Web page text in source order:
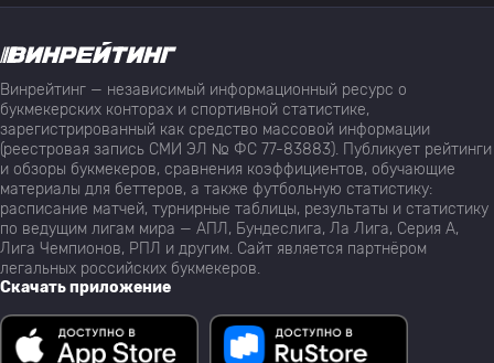
Винрейтинг — независимый информационный ресурс о
букмекерских конторах и спортивной статистике,
зарегистрированный как средство массовой информации
(реестровая запись СМИ ЭЛ № ФС 77-83883). Публикует рейтинги
и обзоры букмекеров, сравнения коэффициентов, обучающие
материалы для беттеров, а также футбольную статистику:
расписание матчей, турнирные таблицы, результаты и статистику
по ведущим лигам мира — АПЛ, Бундеслига, Ла Лига, Серия А,
Лига Чемпионов, РПЛ и другим. Сайт является партнёром
легальных российских букмекеров.
Скачать приложение